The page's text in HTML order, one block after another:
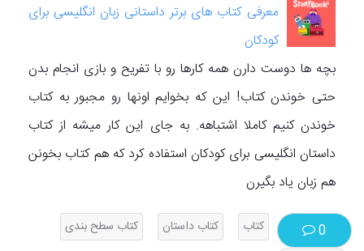
معرفی کتاب های برتر داستانی زبان انگلیسی برای
کودکان
بچه ها دوست دارن همه کارها رو با تفریح و بازی انجام بدن
حتی خوندن کتاب! این که بخوایم اونها رو مجبور به کتاب
خوندن کنیم کاملا اشتباهه. به جای این کار میشه از کتاب
داستان انگلیسی برای کودکان استفاده کرد که هم کتاب بخونن
هم زبان یاد بگیرن
0 کتاب کتاب داستان
کتاب سطح بندی